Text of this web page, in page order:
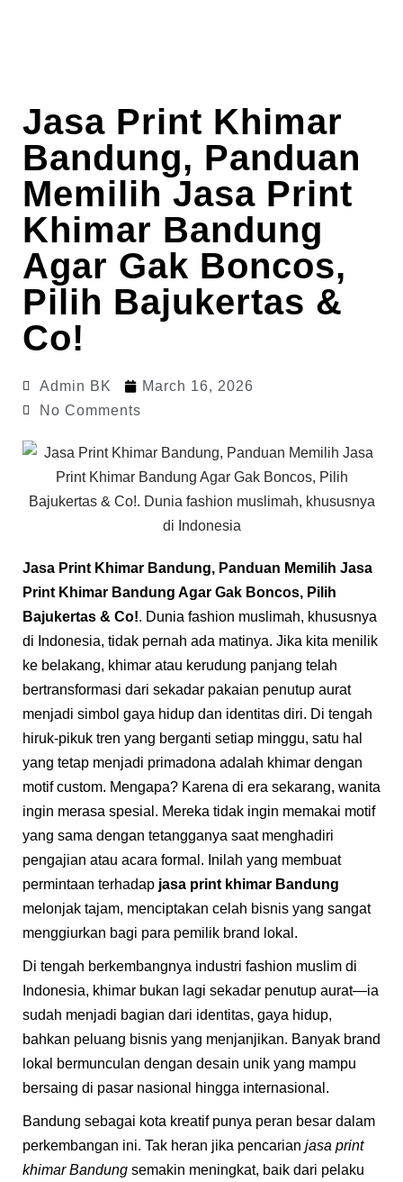
Jasa Print Khimar
Bandung, Panduan
Memilih Jasa Print
Khimar Bandung
Agar Gak Boncos,
Pilih Bajukertas &
Co!
Admin BK
March 16, 2026
No Comments
Jasa Print Khimar Bandung, Panduan Memilih Jasa
Print Khimar Bandung Agar Gak Boncos, Pilih
Bajukertas & Co!. Dunia fashion muslimah, khususnya
di Indonesia, tidak pernah ada matinya. Jika kita menilik
ke belakang, khimar atau kerudung panjang telah
bertransformasi dari sekadar pakaian penutup aurat
menjadi simbol gaya hidup dan identitas diri. Di tengah
hiruk-pikuk tren yang berganti setiap minggu, satu hal
yang tetap menjadi primadona adalah khimar dengan
motif custom. Mengapa? Karena di era sekarang, wanita
ingin merasa spesial. Mereka tidak ingin memakai motif
yang sama dengan tetangganya saat menghadiri
pengajian atau acara formal. Inilah yang membuat
permintaan terhadap jasa print khimar Bandung
melonjak tajam, menciptakan celah bisnis yang sangat
menggiurkan bagi para pemilik brand lokal.
Di tengah berkembangnya industri fashion muslim di
Indonesia, khimar bukan lagi sekadar penutup aurat—ia
sudah menjadi bagian dari identitas, gaya hidup,
bahkan peluang bisnis yang menjanjikan. Banyak brand
lokal bermunculan dengan desain unik yang mampu
bersaing di pasar nasional hingga internasional.
Bandung sebagai kota kreatif punya peran besar dalam
perkembangan ini. Tak heran jika pencarian jasa print
khimar Bandung semakin meningkat, baik dari pelaku